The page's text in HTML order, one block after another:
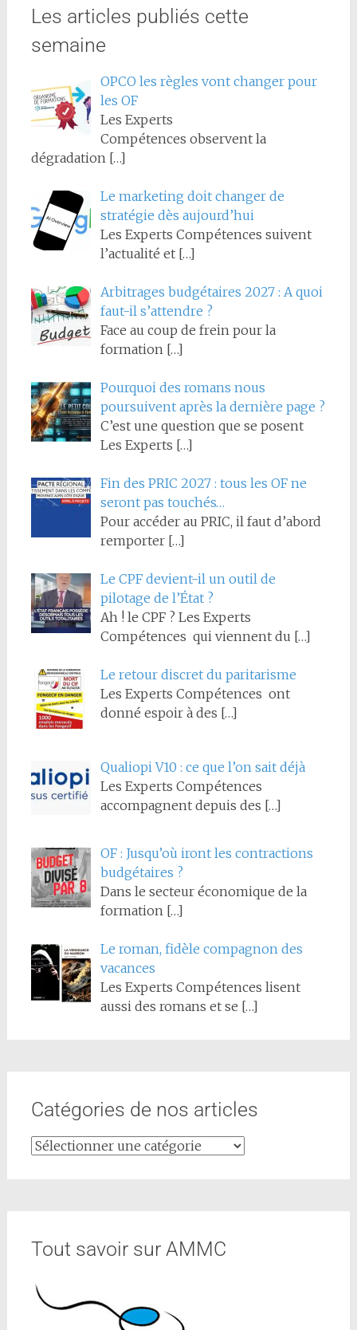
Les articles publiés cette
semaine
OPCO les règles vont changer pour
les OF
Les Experts
Compétences observent la
dégradation […]
Le marketing doit changer de
stratégie dès aujourd’hui
Les Experts Compétences suivent
l’actualité et […]
Arbitrages budgétaires 2027 : A quoi
faut-il s’attendre ?
Face au coup de frein pour la
formation […]
Pourquoi des romans nous
poursuivent après la dernière page ?
C’est une question que se posent
Les Experts […]
Fin des PRIC 2027 : tous les OF ne
seront pas touchés…
Pour accéder au PRIC, il faut d’abord
remporter […]
Le CPF devient-il un outil de
pilotage de l’État ?
Ah ! le CPF ? Les Experts
Compétences qui viennent du […]
Le retour discret du paritarisme
Les Experts Compétences ont
donné espoir à des […]
Qualiopi V10 : ce que l’on sait déjà
Les Experts Compétences
accompagnent depuis des […]
OF : Jusqu’où iront les contractions
budgétaires ?
Dans le secteur économique de la
formation […]
Le roman, fidèle compagnon des
vacances
Les Experts Compétences lisent
aussi des romans et se […]
Catégories de nos articles
Tout savoir sur AMMC